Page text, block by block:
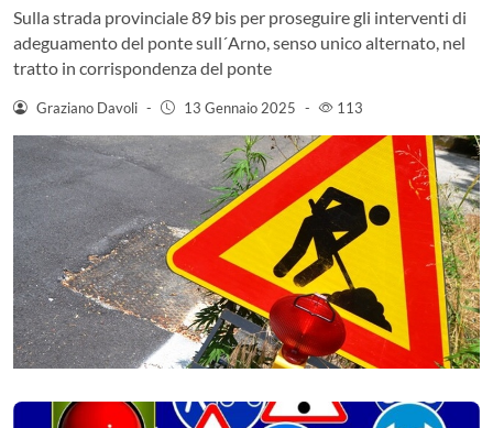
Sulla strada provinciale 89 bis per proseguire gli interventi di
adeguamento del ponte sull´Arno, senso unico alternato, nel
tratto in corrispondenza del ponte
Graziano Davoli - 13 Gennaio 2025 - 113